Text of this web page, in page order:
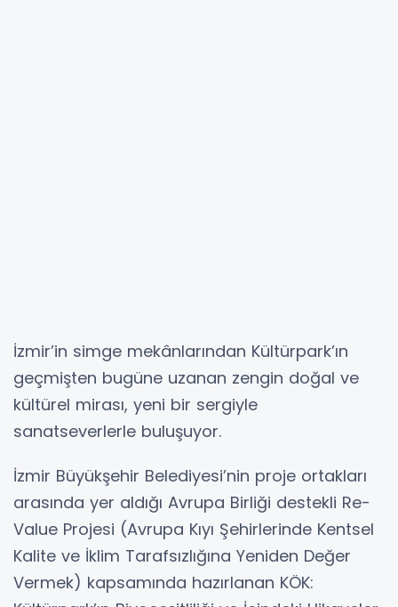
İzmir’in simge mekânlarından Kültürpark’ın
geçmişten bugüne uzanan zengin doğal ve
kültürel mirası, yeni bir sergiyle
sanatseverlerle buluşuyor.
İzmir Büyükşehir Belediyesi’nin proje ortakları
arasında yer aldığı Avrupa Birliği destekli Re-
Value Projesi (Avrupa Kıyı Şehirlerinde Kentsel
Kalite ve İklim Tarafsızlığına Yeniden Değer
Vermek) kapsamında hazırlanan KÖK: